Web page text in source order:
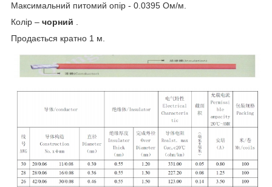
Максимальний питомий опір - 0.0395 Ом/м.
Колір – чорний
Продається кратно 1 м.